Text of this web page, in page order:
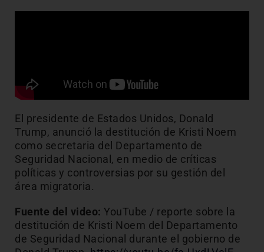
El presidente de Estados Unidos, Donald
Trump, anunció la destitución de Kristi Noem
como secretaria del Departamento de
Seguridad Nacional, en medio de críticas
políticas y controversias por su gestión del
área migratoria.
Fuente del video: YouTube / reporte sobre la
destitución de Kristi Noem del Departamento
de Seguridad Nacional durante el gobierno de